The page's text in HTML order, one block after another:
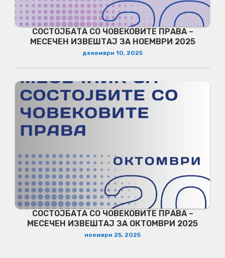
СОСТОЈБАТА СО ЧОВЕКОВИТЕ ПРАВА –
МЕСЕЧЕН ИЗВЕШТАЈ ЗА НОЕМВРИ 2025
декември 10, 2025
СОСТОЈБАТА СО ЧОВЕКОВИТЕ ПРАВА –
МЕСЕЧЕН ИЗВЕШТАЈ ЗА ОКТОМВРИ 2025
ноември 25, 2025